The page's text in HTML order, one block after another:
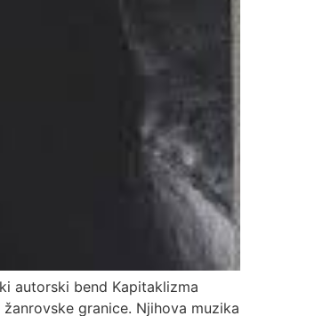
autorski bend Kapitaklizma
granice. Njihova muzika